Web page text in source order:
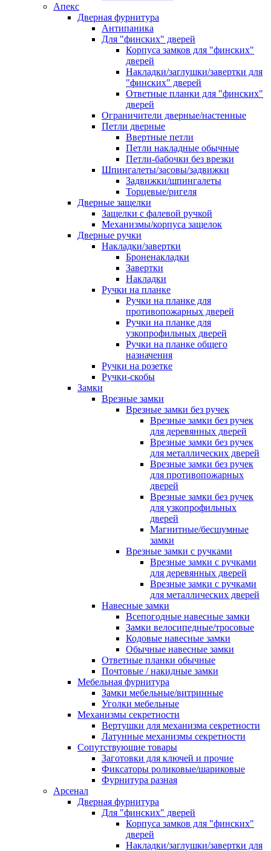
Апекс
Дверная фурнитура
Антипаника
Для "финских" дверей
Корпуса замков для "финских"
дверей
Накладки/заглушки/завертки для
"финских" дверей
Ответные планки для "финских"
дверей
Ограничители дверные/настенные
Петли дверные
Ввертные петли
Петли накладные обычные
Петли-бабочки без врезки
Шпингалеты/засовы/задвижки
Задвижки/шпингалеты
Торцевые/ригеля
Дверные защелки
Защелки с фалевой ручкой
Механизмы/корпуса защелок
Дверные ручки
Накладки/завертки
Броненакладки
Завертки
Накладки
Ручки на планке
Ручки на планке для
противопожарных дверей
Ручки на планке для
узкопрофильных дверей
Ручки на планке общего
назначения
Ручки на розетке
Ручки-скобы
Замки
Врезные замки
Врезные замки без ручек
Врезные замки без ручек
для деревянных дверей
Врезные замки без ручек
для металлических дверей
Врезные замки без ручек
для противопожарных
дверей
Врезные замки без ручек
для узкопрофильных
дверей
Магнитные/бесшумные
замки
Врезные замки с ручками
Врезные замки с ручками
для деревянных дверей
Врезные замки с ручками
для металлических дверей
Навесные замки
Всепогодные навесные замки
Замки велосипедные/тросовые
Кодовые навесные замки
Обычные навесные замки
Ответные планки обычные
Почтовые / накидные замки
Мебельная фурнитура
Замки мебельные/витринные
Уголки мебельные
Механизмы секретности
Вертушки для механизма секретности
Латунные механизмы секретности
Сопутствующие товары
Заготовки для ключей и прочие
Фиксаторы роликовые/шариковые
Фурнитура разная
Арсенал
Дверная фурнитура
Для "финских" дверей
Корпуса замков для "финских"
дверей
Накладки/заглушки/завертки для